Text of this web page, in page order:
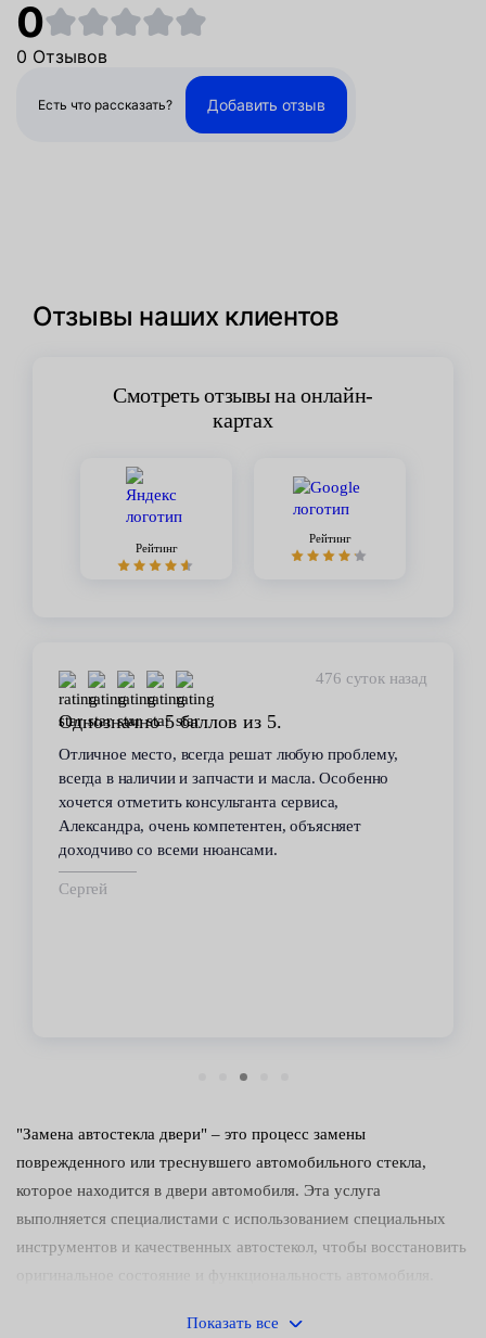
0
0 Отзывов
Есть что рассказать? Добавить отзыв
Отзывы наших клиентов
Смотреть отзывы на онлайн-
картах
Рейтинг
Рейтинг
447 суток назад
Стабильное качество
В течение 6 лет пользуюсь услугами данного
сервиса. Высокий профессионализм персонала
всегда помогал решить возникающие с
автомобилем проблемы. Все работы по
техобслуживанию проводились качественно и в
срок.
"Замена автостекла двери" – это процесс замены
поврежденного или треснувшего автомобильного стекла,
которое находится в двери автомобиля. Эта услуга
выполняется специалистами с использованием специальных
инструментов и качественных автостекол, чтобы восстановить
повреждения стекла в результате аварии, удара, погодных
Показать все